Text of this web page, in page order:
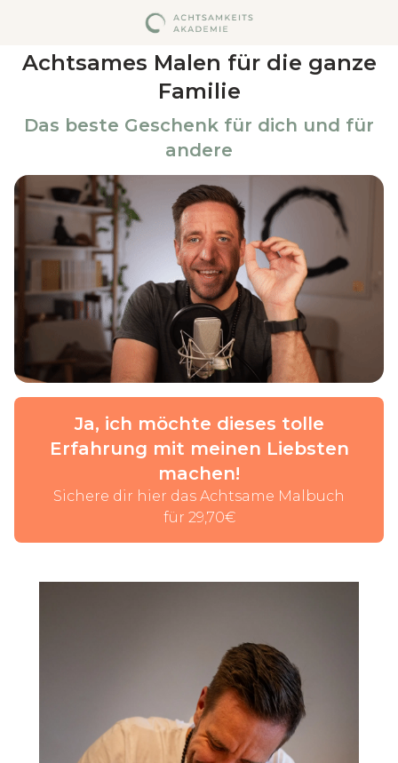
Achtsames Malen für die ganze
Familie
Das beste Geschenk für dich und für
andere
Ja, ich möchte dieses tolle
Erfahrung mit meinen Liebsten
machen!
Sichere dir hier das Achtsame Malbuch
für 29,70€